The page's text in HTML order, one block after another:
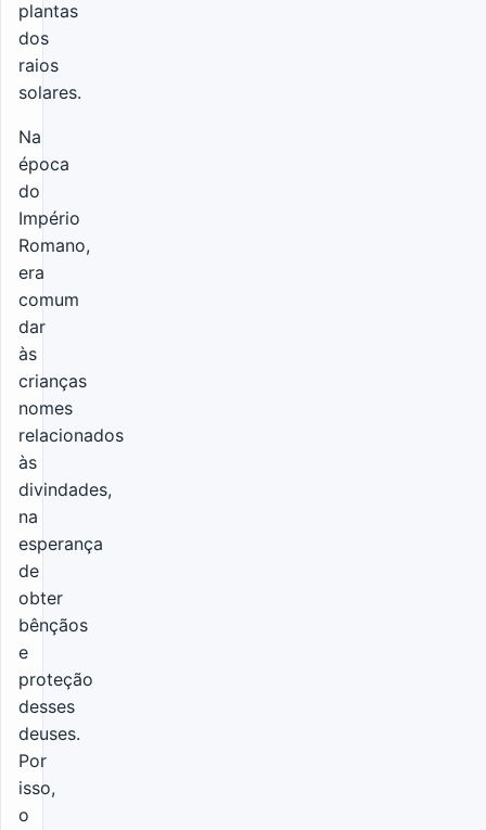
plantas
dos
raios
solares.
Na
época
do
Império
Romano,
era
comum
dar
às
crianças
nomes
relacionados
às
divindades,
na
esperança
de
obter
bênçãos
e
proteção
desses
deuses.
Por
isso,
o